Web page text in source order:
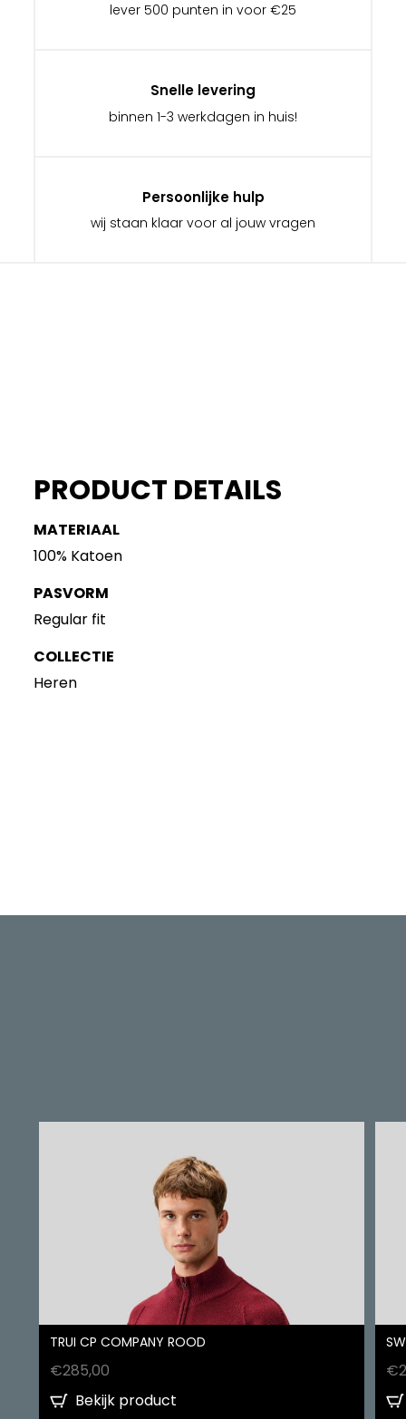
lever 500 punten in voor €25
Snelle levering
binnen 1-3 werkdagen in huis!
Persoonlijke hulp
wij staan klaar voor al jouw vragen
PRODUCT DETAILS
MATERIAAL
100% Katoen
PASVORM
Regular fit
COLLECTIE
Heren
TRUI CP COMPANY ROOD
€285,00
Bekijk product
€